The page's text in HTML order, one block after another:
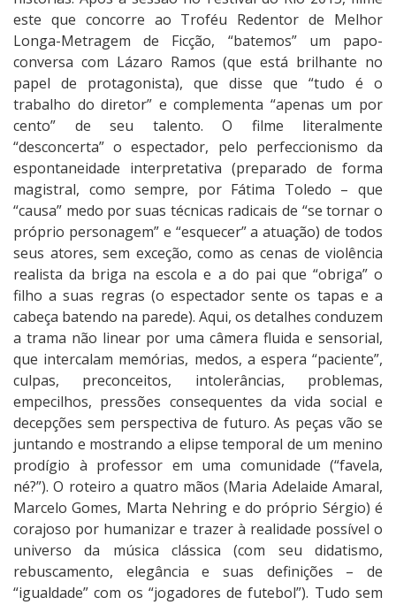
n
t
o
s
este que concorre ao Troféu Redentor de Melhor
Longa-Metragem de Ficção, “batemos” um papo-
conversa com Lázaro Ramos (que está brilhante no
papel de protagonista), que disse que “tudo é o
trabalho do diretor” e complementa “apenas um por
cento” de seu talento. O filme literalmente
“desconcerta” o espectador, pelo perfeccionismo da
espontaneidade interpretativa (preparado de forma
magistral, como sempre, por Fátima Toledo – que
“causa” medo por suas técnicas radicais de “se tornar o
próprio personagem” e “esquecer” a atuação) de todos
seus atores, sem exceção, como as cenas de violência
realista da briga na escola e a do pai que “obriga” o
filho a suas regras (o espectador sente os tapas e a
cabeça batendo na parede). Aqui, os detalhes conduzem
a trama não linear por uma câmera fluida e sensorial,
que intercalam memórias, medos, a espera “paciente”,
culpas, preconceitos, intolerâncias, problemas,
empecilhos, pressões consequentes da vida social e
decepções sem perspectiva de futuro. As peças vão se
juntando e mostrando a elipse temporal de um menino
prodígio à professor em uma comunidade (“favela,
né?”). O roteiro a quatro mãos (Maria Adelaide Amaral,
Marcelo Gomes, Marta Nehring e do próprio Sérgio) é
corajoso por humanizar e trazer à realidade possível o
universo da música clássica (com seu didatismo,
rebuscamento, elegância e suas definições – de
“igualdade” com os “jogadores de futebol”). Tudo sem